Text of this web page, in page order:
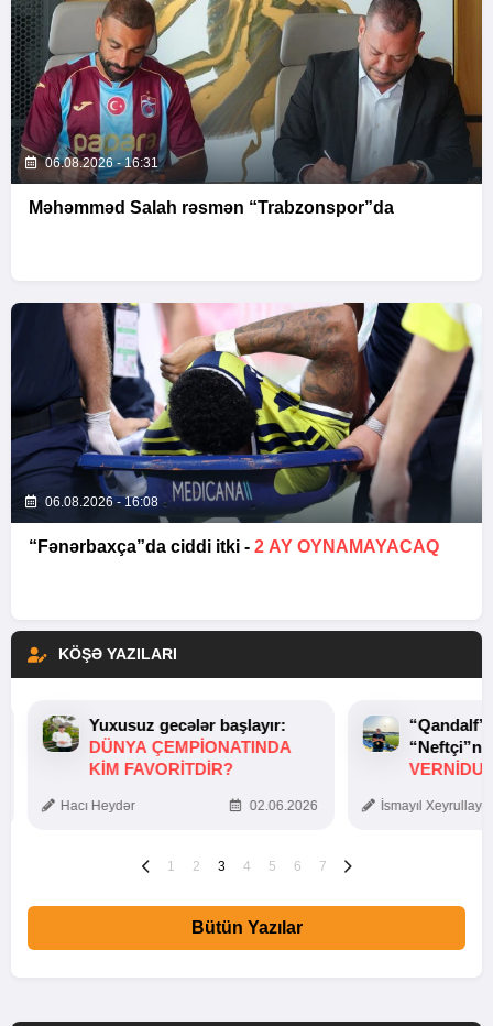
06.08.2026 - 16:31
Məhəmməd Salah rəsmən “Trabzonspor”da
06.08.2026 - 16:08
“Fənərbaxça”da ciddi itki - 2 AY OYNAMAYACAQ
KÖŞƏ YAZILARI
Yuxusuz gecələr başlayır:
DÜNYA ÇEMPIONATINDA
KIM FAVORITDIR?
Hacı Heydər 02.06.2026 İsmayıl
1 2 3 4 5 6 7
Bütün Yazılar